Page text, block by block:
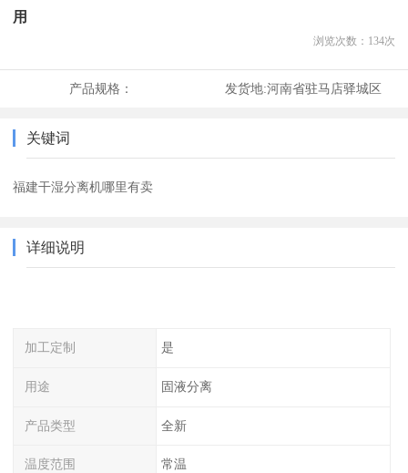
用
浏览次数： 134次
产品规格： 发货地:河南省驻马店驿城区
关键词
福建干湿分离机哪里有卖
详细说明
加工定制 是
用途 固液分离
产品类型 全新
温度范围 常温